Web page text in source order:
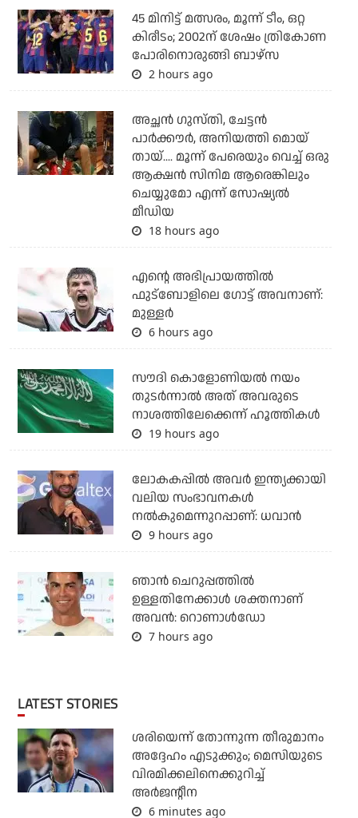
45 മിനിട്ട് മത്സരം, മൂന്ന് ടീം, ഒറ്റ
കിരീടം; 2002ന് ശേഷം ത്രികോണ
പോരിനൊരുങ്ങി ബാഴ്‌സ
2 hours ago
അച്ഛന്‍ ഗുസ്തി, ചേട്ടന്‍
പാര്‍ക്കൗര്‍, അനിയത്തി മൊയ്
തായ്.... മൂന്ന് പേരെയും വെച്ച് ഒരു
ആക്ഷന്‍ സിനിമ ആരെങ്കിലും
ചെയ്യുമോ എന്ന് സോഷ്യല്‍
മീഡിയ
18 hours ago
എന്റെ അഭിപ്രായത്തില്‍
ഫുട്‌ബോളിലെ ഗോട്ട് അവനാണ്:
മുള്ളര്‍
6 hours ago
സൗദി കൊളോണിയല്‍ നയം
തുടര്‍ന്നാല്‍ അത് അവരുടെ
നാശത്തിലേക്കെന്ന് ഹൂത്തികള്‍
19 hours ago
ലോകകപ്പിൽ അവര്‍ ഇന്ത്യക്കായി
വലിയ സംഭാവനകള്‍
നല്‍കുമെന്നുറപ്പാണ്: ധവാന്‍
9 hours ago
ഞാന്‍ ചെറുപ്പത്തില്‍
ഉള്ളതിനേക്കാള്‍ ശക്തനാണ്
അവന്‍: റൊണാള്‍ഡോ
7 hours ago
LATEST STORIES
ശരിയെന്ന് തോന്നുന്ന തീരുമാനം
അദ്ദേഹം എടുക്കും; മെസിയുടെ
വിരമിക്കലിനെക്കുറിച്ച്
അര്‍ജന്റീന
6 minutes ago